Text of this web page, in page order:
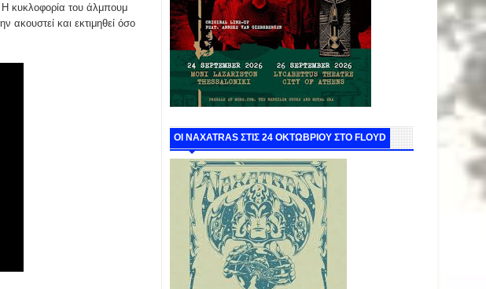
Η κυκλοφορία του άλμπουμ
ακουστεί και εκτιμηθεί όσο
ΟΙ NAXATRAS ΣΤΙΣ 24 ΟΚΤΩΒΡΙΟΥ ΣΤΟ FLOYD